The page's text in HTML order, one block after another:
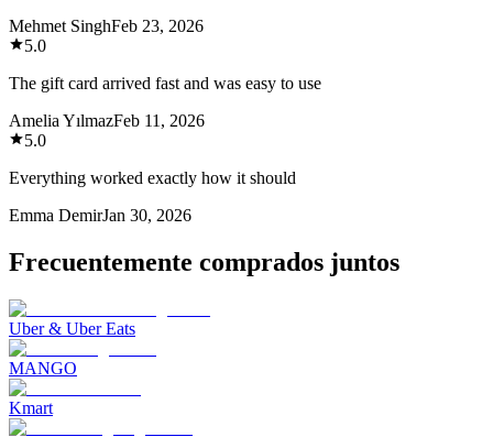
Mehmet SinghFeb 23, 2026
5.0
The gift card arrived fast and was easy to use
Amelia YılmazFeb 11, 2026
5.0
Everything worked exactly how it should
Emma DemirJan 30, 2026
Frecuentemente comprados juntos
Uber & Uber Eats
MANGO
Kmart